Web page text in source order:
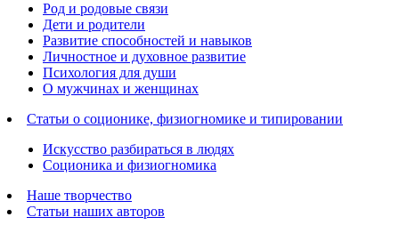
Род и родовые связи
Дети и родители
Развитие способностей и навыков
Личностное и духовное развитие
Психология для души
О мужчинах и женщинах
Статьи о соционике, физиогномике и типировании
Искусство разбираться в людях
Соционика и физиогномика
Наше творчество
Статьи наших авторов